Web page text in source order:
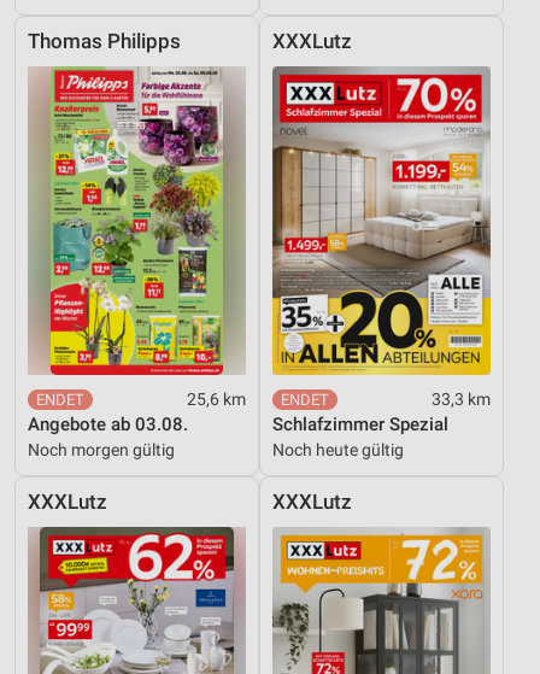
Thomas Philipps
25,6 km
Angebote ab 03.08.
Noch morgen gültig
XXXLutz
33,3 km
Schlafzimmer Spezial
Noch heute gültig
XXXLutz XXXLutz